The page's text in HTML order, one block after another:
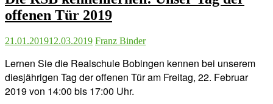
offenen Tür 2019
21.01.201912.03.2019 Franz Binder
Lernen Sie die Realschule Bobingen kennen bei unserem
diesjährigen Tag der offenen Tür am Freitag, 22. Februar
2019 von 14:00 bis 17:00 Uhr.